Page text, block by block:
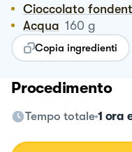
Cioccolato
Acqua 160 g
Copia ingredienti
Procedimento
Tempo totale 1 ora